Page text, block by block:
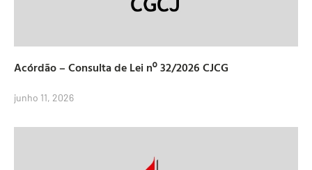
Acórdão – Consulta de Lei nº 32/2026 CJCG
junho 11, 2026